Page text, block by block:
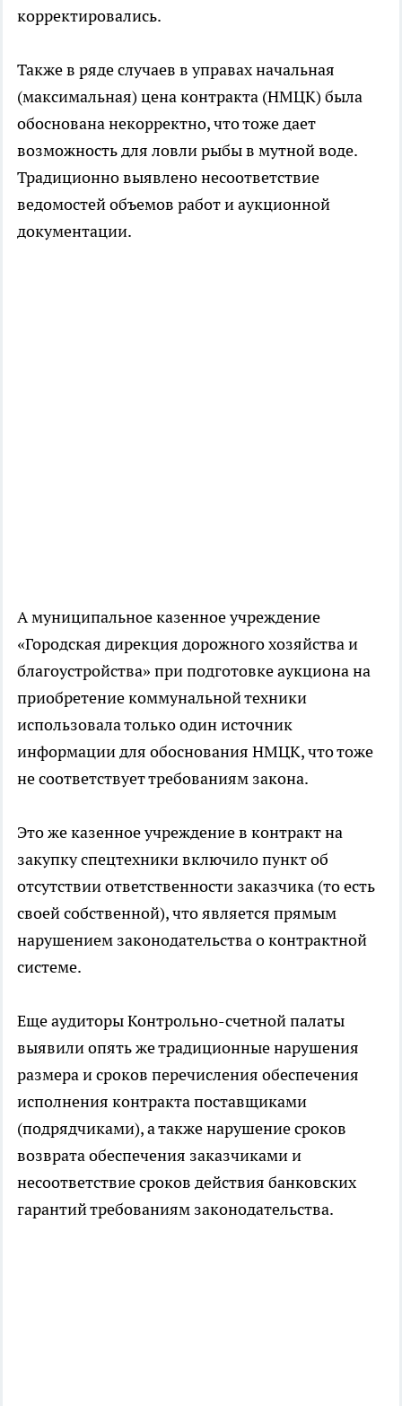
корректировались.
Также в ряде случаев в управах начальная
(максимальная) цена контракта (НМЦК) была
обоснована некорректно, что тоже дает
возможность для ловли рыбы в мутной воде.
Традиционно выявлено несоответствие
ведомостей объемов работ и аукционной
документации.
А муниципальное казенное учреждение
«Городская дирекция дорожного хозяйства и
благоустройства» при подготовке аукциона на
приобретение коммунальной техники
использовала только один источник
информации для обоснования НМЦК, что тоже
не соответствует требованиям закона.
Это же казенное учреждение в контракт на
закупку спецтехники включило пункт об
отсутствии ответственности заказчика (то есть
своей собственной), что является прямым
нарушением законодательства о контрактной
системе.
Еще аудиторы Контрольно-счетной палаты
выявили опять же традиционные нарушения
размера и сроков перечисления обеспечения
исполнения контракта поставщиками
(подрядчиками), а также нарушение сроков
возврата обеспечения заказчиками и
несоответствие сроков действия банковских
гарантий требованиям законодательства.